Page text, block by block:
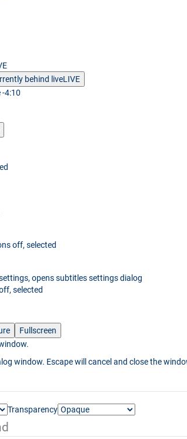
behind liveLIVE
-4:10
off, selected
, opens subtitles settings dialog
, selected
Fullscreen
window. Escape will cancel and close the
Transparency